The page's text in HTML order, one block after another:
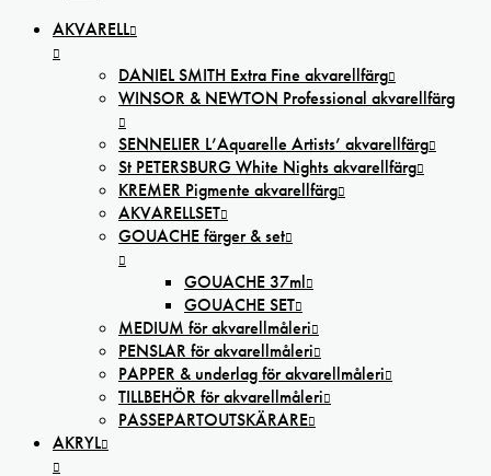
AKVARELL
DANIEL SMITH Extra Fine akvarellfärg
WINSOR & NEWTON Professional akvarellfärg
SENNELIER L’Aquarelle Artists’ akvarellfärg
St PETERSBURG White Nights akvarellfärg
KREMER Pigmente akvarellfärg
AKVARELLSET
GOUACHE färger & set
GOUACHE 37ml
GOUACHE SET
MEDIUM för akvarellmåleri
PENSLAR för akvarellmåleri
PAPPER & underlag för akvarellmåleri
TILLBEHÖR för akvarellmåleri
PASSEPARTOUTSKÄRARE
AKRYL